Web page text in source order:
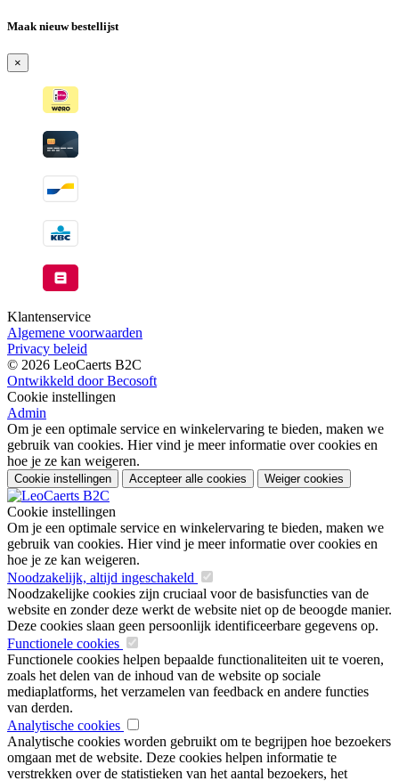
Maak nieuw bestellijst
×
Klantenservice
Algemene voorwaarden
Privacy beleid
© 2026 LeoCaerts B2C
Ontwikkeld door Becosoft
Cookie instellingen
Admin
Om je een optimale service en winkelervaring te bieden, maken we
gebruik van cookies. Hier vind je meer informatie over cookies en
hoe je ze kan weigeren.
Cookie instellingen Accepteer alle cookies Weiger cookies
Cookie instellingen
Om je een optimale service en winkelervaring te bieden, maken we
gebruik van cookies. Hier vind je meer informatie over cookies en
hoe je ze kan weigeren.
Noodzakelijk, altijd ingeschakeld
Noodzakelijke cookies zijn cruciaal voor de basisfuncties van de
website en zonder deze werkt de website niet op de beoogde manier.
Deze cookies slaan geen persoonlijk identificeerbare gegevens op.
Functionele cookies
Functionele cookies helpen bepaalde functionaliteiten uit te voeren,
zoals het delen van de inhoud van de website op sociale
mediaplatforms, het verzamelen van feedback en andere functies
van derden.
Analytische cookies
Analytische cookies worden gebruikt om te begrijpen hoe bezoekers
omgaan met de website. Deze cookies helpen informatie te
verstrekken over de statistieken van het aantal bezoekers, het